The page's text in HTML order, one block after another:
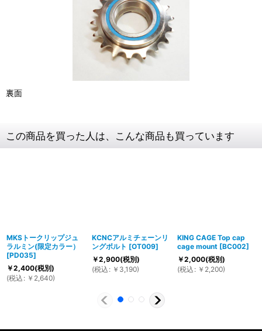
裏面
この商品を買った人は、こんな商品も買っています
MKSトークリップジュ
ラルミン(限定カラー）
[PD035]
￥2,400(税別)
(税込 : ￥ 2,640)
KCNCアルミチェーンリ
ングボルト [OT009]
￥2,900(税別)
(税込 : ￥ 3,190)
KING CAGE Top cap
cage mount [BC002]
￥2,000(税別)
(税込 : ￥ 2,200)